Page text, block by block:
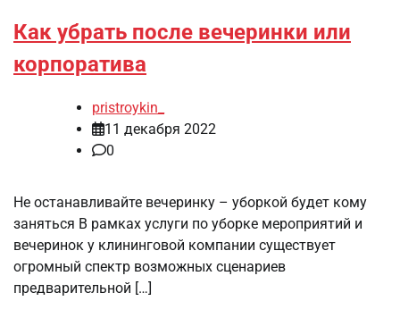
Как убрать после вечеринки или
корпоратива
pristroykin_
11 декабря 2022
0
Не останавливайте вечеринку – уборкой будет кому
заняться В рамках услуги по уборке мероприятий и
вечеринок у клининговой компании существует
огромный спектр возможных сценариев
предварительной […]